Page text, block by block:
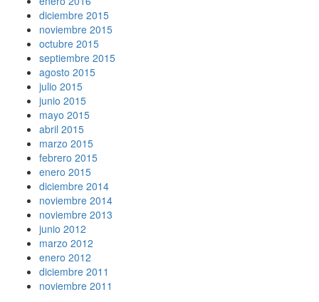
diciembre 2015
noviembre 2015
octubre 2015
septiembre 2015
agosto 2015
julio 2015
junio 2015
mayo 2015
abril 2015
marzo 2015
febrero 2015
enero 2015
diciembre 2014
noviembre 2014
noviembre 2013
junio 2012
marzo 2012
enero 2012
diciembre 2011
noviembre 2011